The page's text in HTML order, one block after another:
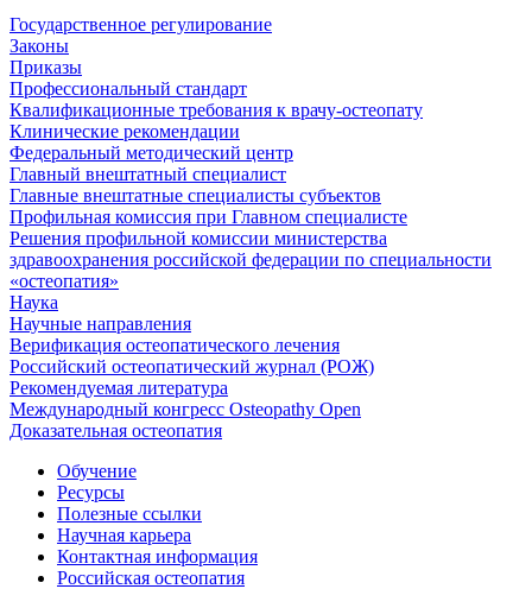
Государственное регулирование
Законы
Приказы
Профессиональный стандарт
Квалификационные требования к врачу-остеопату
Клинические рекомендации
Федеральный методический центр
Главный внештатный специалист
Главные внештатные специалисты субъектов
Профильная комиссия при Главном специалисте
Решения профильной комиссии министерства
здравоохранения российской федерации по специальности
«остеопатия»
Наука
Научные направления
Верификация остеопатического лечения
Российский остеопатический журнал (РОЖ)
Рекомендуемая литература
Международный конгресс Osteopathy Open
Доказательная остеопатия
Обучение
Ресурсы
Полезные ссылки
Научная карьера
Контактная информация
Российская остеопатия